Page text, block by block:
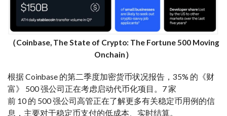
（Coinbase, The State of Crypto: The Fortune 500 Moving
Onchain）
根据 Coinbase 的第二季度加密货币状况报告，35% 的《财
富》 500 强公司正在考虑启动代币化项目。7 家
前 10 的 500 强公司高管正在了解更多有关稳定币用例的信
息，主要对于稳定币支付的低成本、实时结算。